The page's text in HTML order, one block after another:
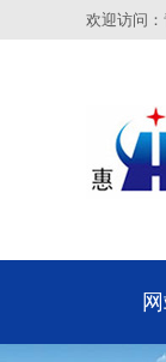
欢迎访问